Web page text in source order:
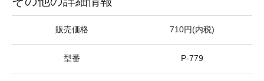
販売価格 710円(内税)
型番 P-779